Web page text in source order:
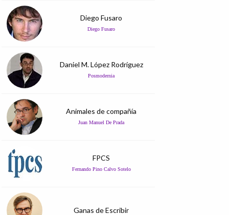
Diego Fusaro
Diego Fusaro
Daniel M. López Rodríguez
Posmodernia
Animales de compañía
Juan Manuel De Prada
FPCS
Fernando Pino Calvo Sotelo
Ganas de Escribir